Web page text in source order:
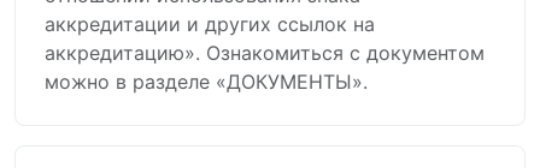
аккредитации и других ссылок на
аккредитацию». Ознакомиться с документом
можно в разделе «ДОКУМЕНТЫ».